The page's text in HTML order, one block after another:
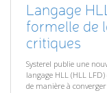
Langage
formelle de
critiques
Systerel publie une
langage HLL (HLL
de manière à